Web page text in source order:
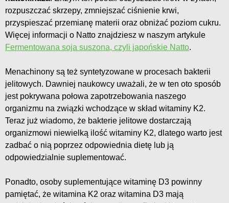
rozpuszczać skrzepy, zmniejszać ciśnienie krwi,
przyspieszać przemianę materii oraz obniżać poziom cukru.
Więcej informacji o Natto znajdziesz w naszym artykule
Fermentowana soja suszona, czyli japońskie Natto.
Menachinony są też syntetyzowane w procesach bakterii
jelitowych. Dawniej naukowcy uważali, że w ten oto sposób
jest pokrywana połowa zapotrzebowania naszego
organizmu na związki wchodzące w skład witaminy K2.
Teraz już wiadomo, że bakterie jelitowe dostarczają
organizmowi niewielką ilość witaminy K2, dlatego warto jest
zadbać o nią poprzez odpowiednia dietę lub ją
odpowiedzialnie suplementować.
Ponadto, osoby suplementujące witaminę D3 powinny
pamiętać, że witamina K2 oraz witamina D3 mają